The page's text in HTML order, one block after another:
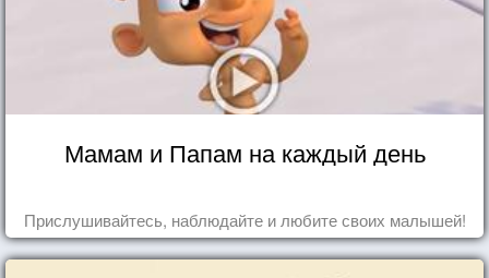
Мамам и Папам на каждый день
Прислушивайтесь, наблюдайте и любите своих малышей!